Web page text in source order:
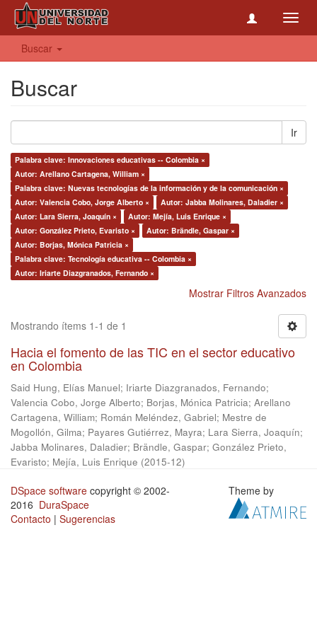
Buscar
Buscar
Ir
Palabra clave: Innovaciones educativas -- Colombia ×
Autor: Arellano Cartagena, William ×
Palabra clave: Nuevas tecnologías de la información y de la comunicación ×
Autor: Valencia Cobo, Jorge Alberto ×
Autor: Jabba Molinares, Daladier ×
Autor: Lara Sierra, Joaquín ×
Autor: Mejía, Luis Enrique ×
Autor: González Prieto, Evaristo ×
Autor: Brändle, Gaspar ×
Autor: Borjas, Mónica Patricia ×
Palabra clave: Tecnología educativa -- Colombia ×
Autor: Iriarte Diazgranados, Fernando ×
Mostrar Filtros Avanzados
Mostrando ítems 1-1 de 1
Hacia el fomento de las TIC en el sector educativo
en Colombia
Said Hung, Elías Manuel; Iriarte Diazgranados, Fernando;
Valencia Cobo, Jorge Alberto; Borjas, Mónica Patricia; Arellano
Cartagena, William; Román Meléndez, Gabriel; Mestre de
Mogollón, Gilma; Payares Gutiérrez, Mayra; Lara Sierra, Joaquín;
Jabba Molinares, Daladier; Brändle, Gaspar; González Prieto,
Evaristo; Mejía, Luis Enrique (2015-12)
DSpace software copyright © 2002-
2016 DuraSpace
Contacto | Sugerencias
Theme by